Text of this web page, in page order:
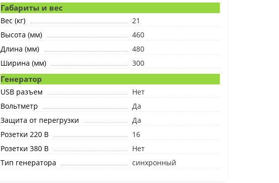
Габариты и вес
Вес (кг)
21
Высота (мм)
460
Длина (мм)
480
Ширина (мм)
300
Генератор
USB разъем
Нет
Вольтметр
Да
Защита от перегрузки
Да
Розетки 220 В
16
Розетки 380 В
Нет
Тип генератора
синхронный